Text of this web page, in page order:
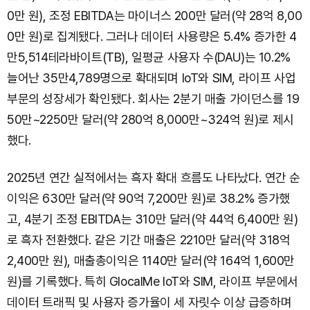
0만 원), 조정 EBITDA는 마이너스 200만 달러(약 28억 8,00
0만 원)로 집계됐다. 그러나 데이터 사용량은 5.4% 증가한 4
만5,514테라바이트(TB), 일평균 사용자 수(DAU)는 10.2%
늘어난 35만4,789명으로 확대되며 IoT와 SIM, 라이프 사업
부문의 성장세가 확인됐다. 회사는 2분기 매출 가이던스를 19
50만~2250만 달러(약 280억 8,000만~324억 원)로 제시
했다.
2025년 연간 실적에서는 흑자 확대 흐름도 나타났다. 연간 순
이익은 630만 달러(약 90억 7,200만 원)로 38.2% 증가했
고, 4분기 조정 EBITDA는 310만 달러(약 44억 6,400만 원)
로 흑자 전환했다. 같은 기간 매출은 2210만 달러(약 318억
2,400만 원), 매출총이익은 1140만 달러(약 164억 1,600만
원)를 기록했다. 특히 GlocalMe IoT와 SIM, 라이프 부문에서
데이터 트래픽 및 사용자 증가율이 세 자릿수 이상 급증하며